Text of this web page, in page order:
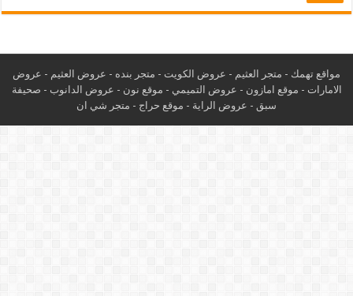
مواقع تهمك - متجر العثيم - عروض الكويت - متجر بنده - عروض العثيم - عروض
الامارات - موقع امازون - عروض التميمي - موقع نون - عروض الدانوب - صحيفة
سبق - عروض الراية - موقع حراج - متجر شي ان